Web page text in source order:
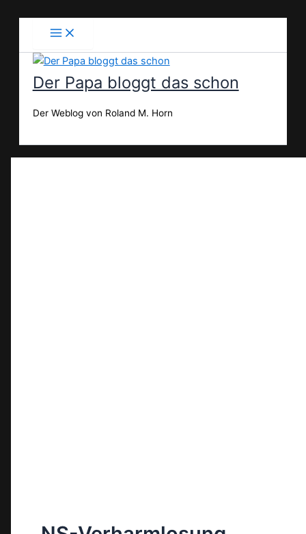
Der Papa bloggt das schon
Der Weblog von Roland M. Horn